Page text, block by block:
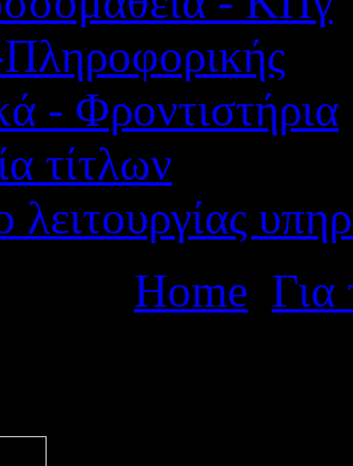
- Φροντιστήρια
τίτλων
λειτουργίας
Home Για